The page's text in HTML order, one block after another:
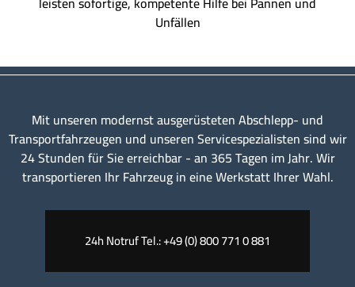
Unfällen
Mit unseren modernst ausgerüsteten Abschlepp- und
Transportfahrzeugen und unseren Servicespezialisten sind wir
24 Stunden für Sie erreichbar - an 365 Tagen im Jahr. Wir
transportieren Ihr Fahrzeug in eine Werkstatt Ihrer Wahl.
24h Notruf Tel.: +49 (0) 800 771 0 881